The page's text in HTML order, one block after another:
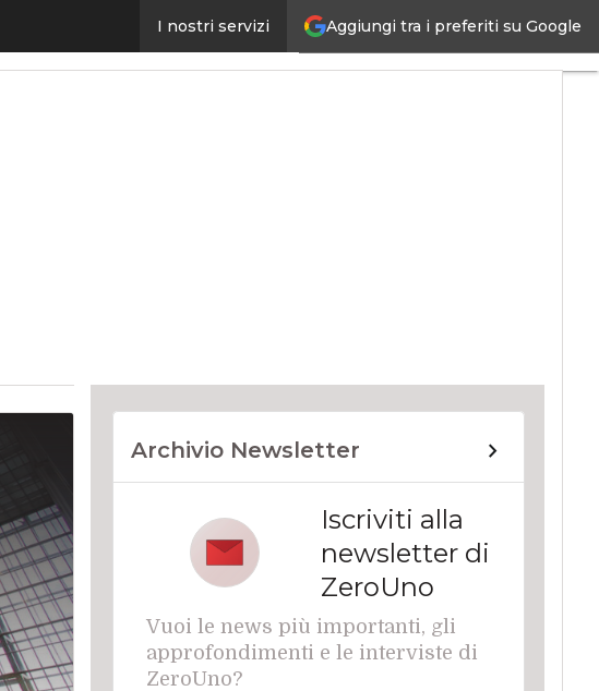
Aggiungi tra i preferiti su Google
I nostri servizi
Internet4Things
Archivio Newsletter
Iscriviti alla
newsletter di
ZeroUno
Vuoi le news più importanti, gli
approfondimenti e le interviste di
ZeroUno?